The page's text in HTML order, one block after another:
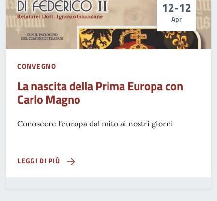
12-12
Apr
CONVEGNO
La nascita della Prima Europa con
Carlo Magno
Conoscere l'europa dal mito ai nostri giorni
LEGGI DI PIÙ